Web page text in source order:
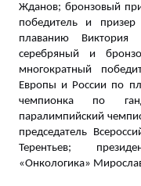
Жданов; бронзовый
победитель и
плаванию Виктория
серебряный и
многократный
Европы и России по
чемпионка по
паралимпийский
председатель
Терентьев;
«Онкологика»